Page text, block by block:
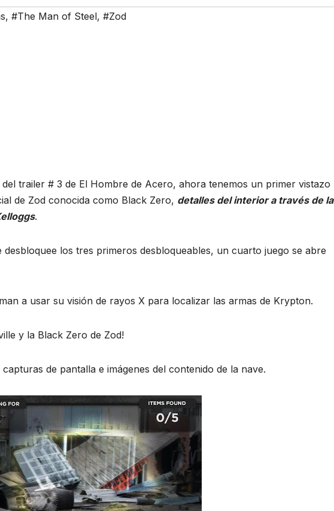
, #The Man of Steel, #Zod
trailer # 3 de El Hombre de Acero, ahora tenemos un primer vistazo
de Zod conocida como Black Zero, detalles del interior a través de la
.
desbloquee los tres primeros desbloqueables, un cuarto juego se abre
a usar su visión de rayos X para localizar las armas de Krypton.
y la Black Zero de Zod!
de pantalla e imágenes del contenido de la nave.